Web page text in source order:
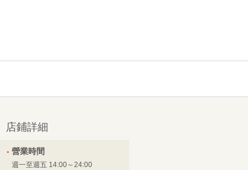
店鋪詳細
營業時間
週一至週五 14:00～24:00